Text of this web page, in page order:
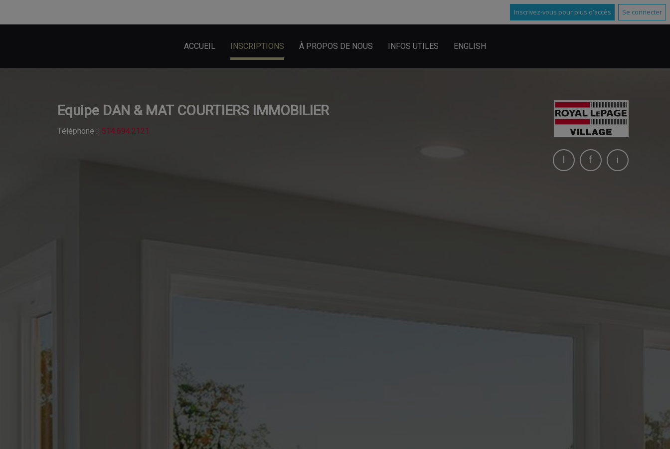
Inscrivez-vous pour plus d'accès Se connecter
ACCUEIL INSCRIPTIONS À PROPOS DE NOUS INFOS UTILES ENGLISH
Equipe DAN & MAT COURTIERS IMMOBILIER
Téléphone : 514.694.2121